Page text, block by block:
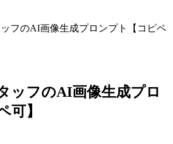
フのAI画像生成プロンプト【コピペ
ッフのAI画像生成プロ
可】